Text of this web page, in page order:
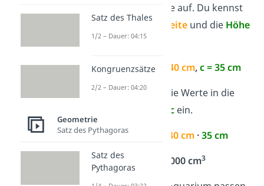
gegebenen Werte auf. Du kennst
die Länge, die Breite und die Höhe
des Aquariums:
a = 50 cm,b = 40 cm,c = 35 cm
Schritt 2:Setze die Werte in die
cein.
V =
40 cm ·35 cm
V = 70.000 cm3
Satz des Thales
1/2 – Dauer: 04:15
Kongruenzsätze
2/2 – Dauer: 04:20
Geometrie
Satz des Pythagoras
Satz des
Pythagoras